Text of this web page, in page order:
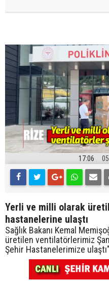
17:06
Yerli ve milli olarak
hastanelerine ulaştı
Sağlık Bakanı Kemal
üretilen ventilatörlerimiz
Şehir Hastanelerimize